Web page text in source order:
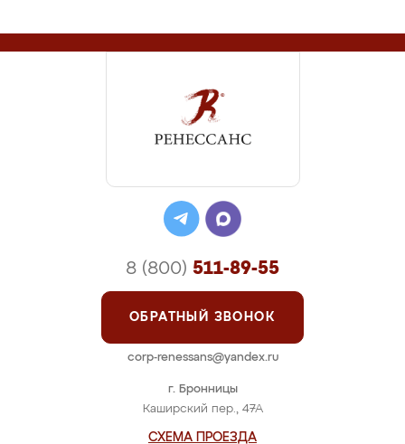
г. Бронницы
Каширский пер., 47А
СХЕМА ПРОЕЗДА
8 (800) 511-89-55
ОБРАТНЫЙ ЗВОНОК
corp-renessans@yandex.ru